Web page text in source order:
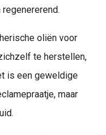
oliën voor
te herstellen,
is een geweldige
maar